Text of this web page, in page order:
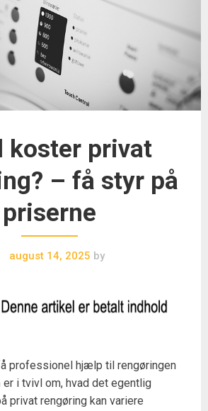
koster privat
– få styr på
priserne
august 14, 2025 by
professionel hjælp til rengøringen
er i tvivl om, hvad det egentlig
privat rengøring kan variere